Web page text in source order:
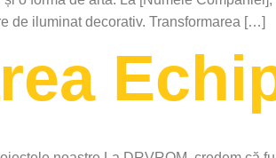
de iluminat decorativ. Transformarea […]